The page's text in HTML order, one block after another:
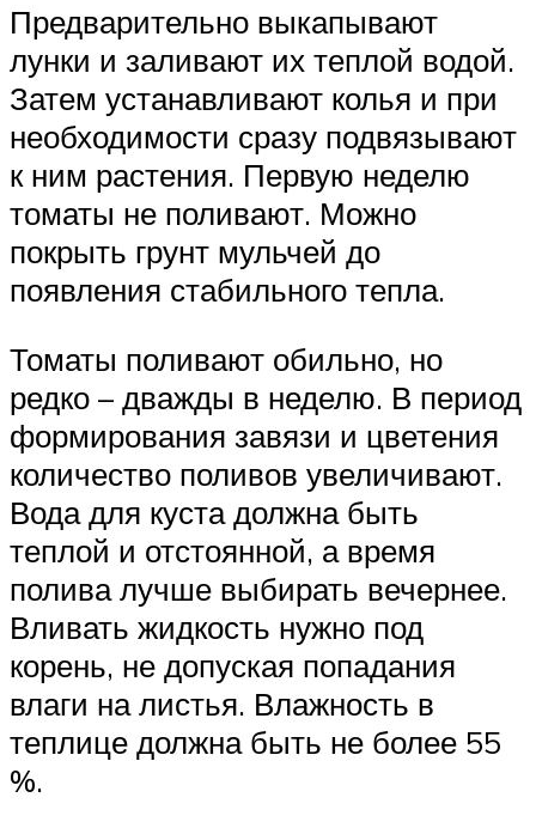
Предварительно выкапывают
лунки и заливают их теплой водой.
Затем устанавливают колья и при
необходимости сразу подвязывают
к ним растения. Первую неделю
томаты не поливают. Можно
покрыть грунт мульчей до
появления стабильного тепла.
Томаты поливают обильно, но
редко – дважды в неделю. В период
формирования завязи и цветения
количество поливов увеличивают.
Вода для куста должна быть
теплой и отстоянной, а время
полива лучше выбирать вечернее.
Вливать жидкость нужно под
корень, не допуская попадания
влаги на листья. Влажность в
теплице должна быть не более 55
%.